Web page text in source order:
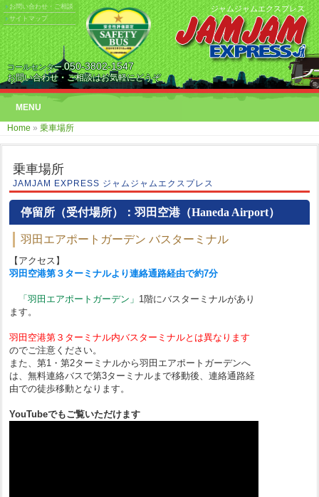
ジャムジャムエクスプレス
コールセンター.050-3802-1547
お問い合わせ・ご相談はお気軽にどうぞ
お問い合わせ・ご相談
サイトマップ
MENU
Home » 乗車場所
乗車場所
JAMJAM EXPRESS ジャムジャムエクスプレス
停留所（受付場所）：羽田空港（Haneda Airport）
羽田エアポートガーデン バスターミナル
【アクセス】
羽田空港第３ターミナルより連絡通路経由で約7分
「羽田エアポートガーデン」 1階にバスターミナルがあり
ます。
羽田空港第３ターミナル内バスターミナルとは異なります
のでご注意ください。
また、第1・第2ターミナルから羽田エアポートガーデンへ
は、無料連絡バスで第3ターミナルまで移動後、連絡通路経
由での徒歩移動となります。
YouTubeでもご覧いただけます